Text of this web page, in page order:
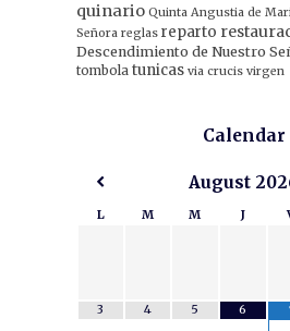
quinario Quinta Angustia de
Señora reglas reparto
Descendimiento de Nuestro
tombola tunicas via crucis virgen
Calendar
August
L M M J
3 4 5
6